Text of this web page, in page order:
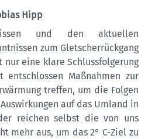
Hipp
und den aktuellen
zum Gletscherrückgang
nur eine klare Schlussfolgerung
Maßnahmen zur
treffen, um die Folgen
auf das Umland in
reichen selbst die von uns
mehr aus, um das 2° C-Ziel zu